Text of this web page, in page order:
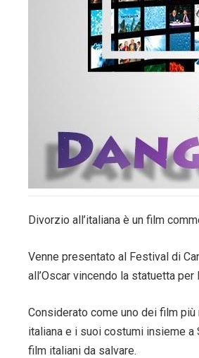
Divorzio all’italiana è un film
Venne presentato al Festival di
all’Oscar vincendo la statuetta
Considerato come uno dei film
italiana e i suoi costumi insieme
film italiani da salvare.